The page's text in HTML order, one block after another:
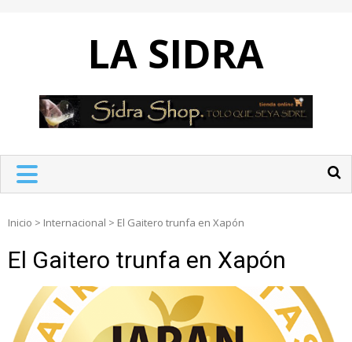
LA SIDRA
Inicio > Internacional > El Gaitero trunfa en Xapón
El Gaitero trunfa en Xapón